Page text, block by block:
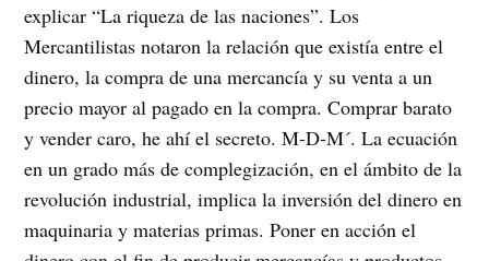
explicar “La riqueza de las naciones”. Los
Mercantilistas notaron la relación que existía entre el
dinero, la compra de una mercancía y su venta a un
precio mayor al pagado en la compra. Comprar barato
y vender caro, he ahí el secreto. M-D-M´. La ecuación
en un grado más de complegización, en el ámbito de la
revolución industrial, implica la inversión del dinero en
maquinaria y materias primas. Poner en acción el